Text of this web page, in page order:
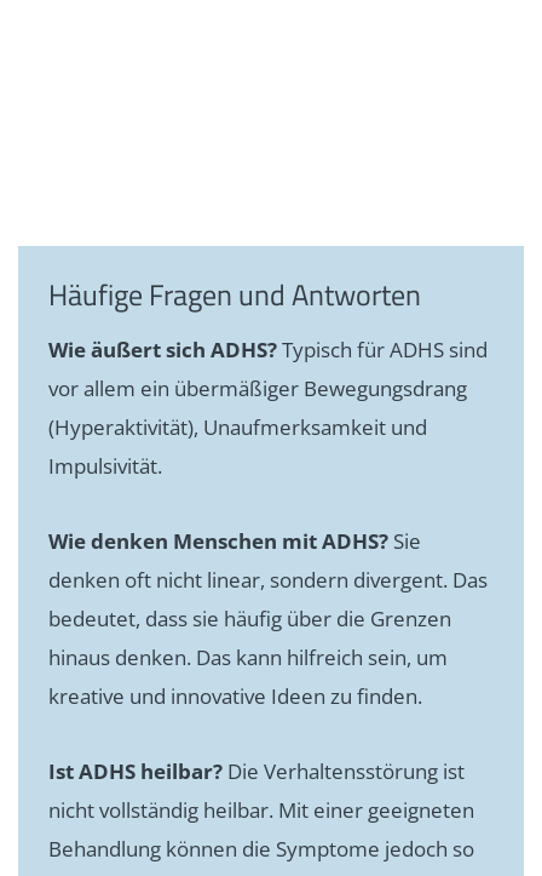
Häufige Fragen und Antworten
Wie äußert sich ADHS?Typisch für ADHS sind
vor allem ein übermäßiger Bewegungsdrang
(Hyperaktivität), Unaufmerksamkeit und
Impulsivität.
Wie denken Menschen mit ADHS? Sie
denken oft nicht linear, sondern divergent. Das
bedeutet, dass sie häufig über die Grenzen
hinaus denken. Das kann hilfreich sein, um
kreative und innovative Ideen zu finden.
Ist ADHS heilbar? Die Verhaltensstörung ist
nicht vollständig heilbar. Mit einer geeigneten
Behandlung können die Symptome jedoch so